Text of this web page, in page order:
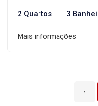
2 Quartos 3
Mais informações
‹